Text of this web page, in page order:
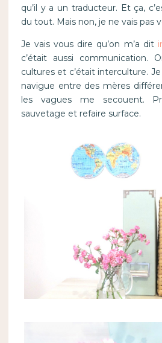
qu’il y a un traducteur. Et ça,
du tout. Mais non, je ne vais pas
Je vais vous dire qu’on m’a dit
c’était aussi communication.
cultures et c’était interculture.
navigue entre des mères
les vagues me secouent.
sauvetage et refaire surface.